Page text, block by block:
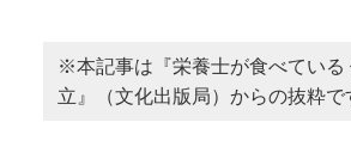
※本記事は『栄養士が食べている
立』（文化出版局）からの抜粋で